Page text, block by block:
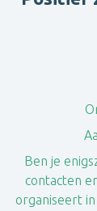
Ben je
contacten
organiseert